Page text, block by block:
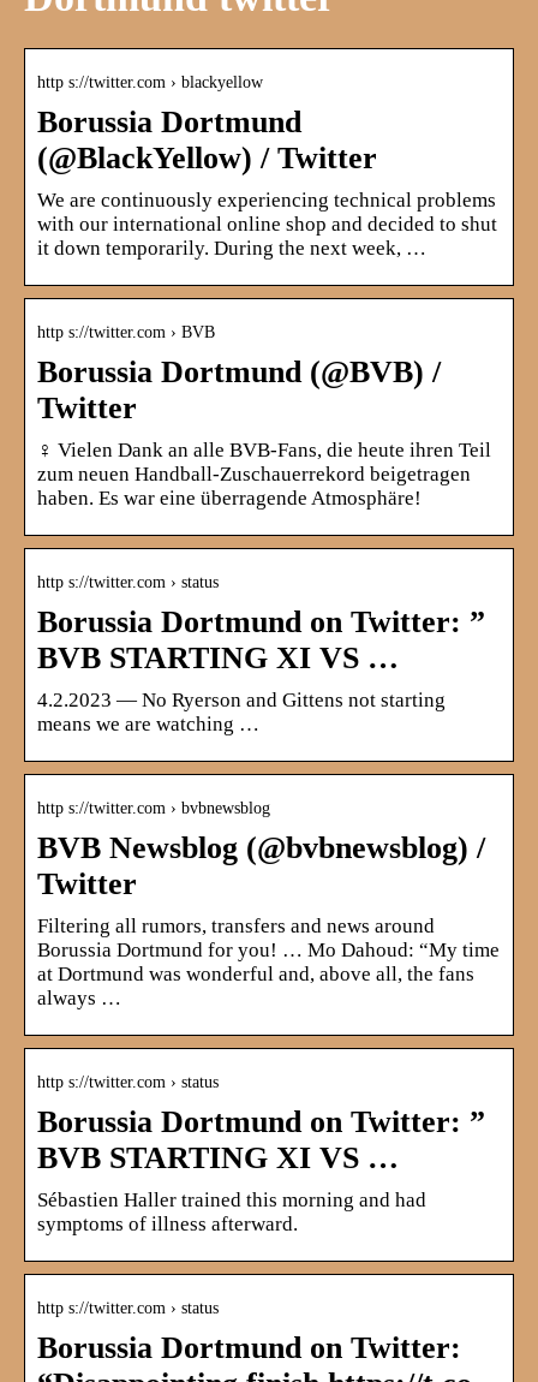
http s://twitter.com › blackyellow
Borussia Dortmund
(@BlackYellow) / Twitter
We are continuously experiencing technical problems
with our international online shop and decided to shut
it down temporarily. During the next week, …
http s://twitter.com › BVB
Borussia Dortmund (@BVB) /
Twitter
‍♀️ Vielen Dank an alle BVB-Fans, die heute ihren Teil
zum neuen Handball-Zuschauerrekord beigetragen
haben. Es war eine überragende Atmosphäre!
http s://twitter.com › status
Borussia Dortmund on Twitter: ”
BVB STARTING XI VS …
4.2.2023 — No Ryerson and Gittens not starting
means we are watching …
http s://twitter.com › bvbnewsblog
BVB Newsblog (@bvbnewsblog) /
Twitter
Filtering all rumors, transfers and news around
Borussia Dortmund for you! … Mo Dahoud: “My time
at Dortmund was wonderful and, above all, the fans
always …
http s://twitter.com › status
Borussia Dortmund on Twitter: ”
BVB STARTING XI VS …
Sébastien Haller trained this morning and had
symptoms of illness afterward.
http s://twitter.com › status
Borussia Dortmund on Twitter: